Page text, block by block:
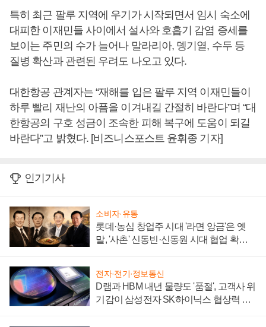
특히 최근 팔루 지역에 우기가 시작되면서 임시 숙소에
대피한 이재민들 사이에서 설사와 호흡기 감염 증세를
보이는 주민의 수가 늘어나 말라리아, 뎅기열, 수두 등
질병 확산과 관련된 우려도 나오고 있다.
대한항공 관계자는 “재해를 입은 팔루 지역 이재민들이
하루 빨리 재난의 아픔을 이겨내길 간절히 바란다”며 “대
한항공의 구호 성금이 조속한 피해 복구에 도움이 되길
바란다”고 밝혔다. [비즈니스포스트 윤휘종 기자]
인기기사
소비자·유통
롯데·농심 창업주 시대 '라면 앙금'은 옛
말, '사촌' 신동빈·신동원 시대 협업 확대
전자·전기·정보통신
D램과 HBM 내년 물량도 '품절', 고객사 위
기감이 삼성전자 SK하이닉스 협상력 더